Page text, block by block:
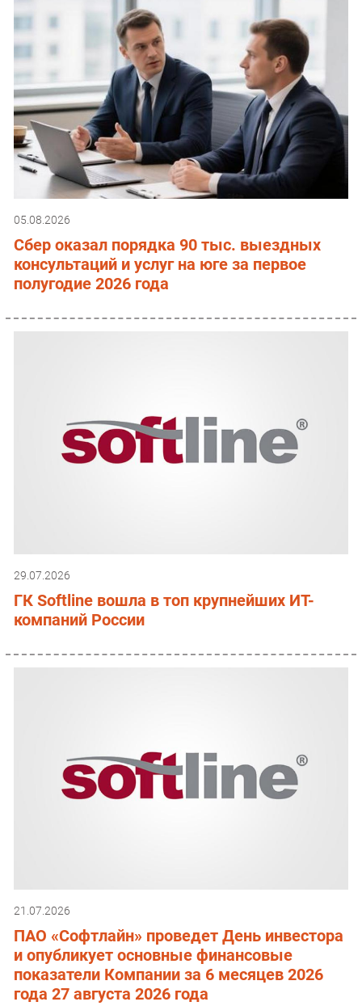
05.08.2026
Сбер оказал порядка 90 тыс. выездных
консультаций и услуг на юге за первое
полугодие 2026 года
29.07.2026
ГК Softline вошла в топ крупнейших ИТ-
компаний России
21.07.2026
ПАО «Софтлайн» проведет День инвестора
и опубликует основные финансовые
показатели Компании за 6 месяцев 2026
года 27 августа 2026 года